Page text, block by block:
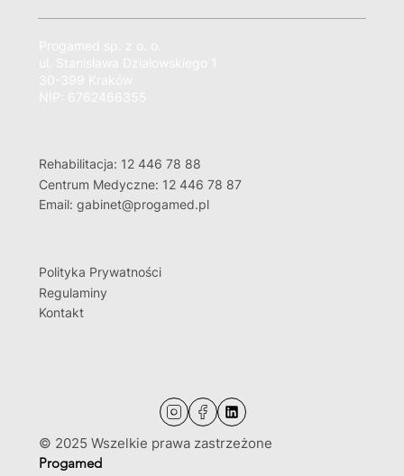
Rehabilitacja: 12 446 78 88
Centrum Medyczne: 12 446 78 87
Email: gabinet@progamed.pl
© 2025 Wszelkie prawa zastrzeżone
Progamed
Polityka Prywatności
Regulaminy
Kontakt